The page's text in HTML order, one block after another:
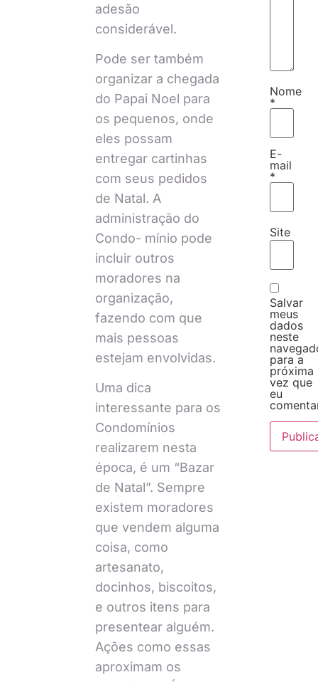
adesão
considerável.
Pode ser também
organizar a chegada
do Papai Noel para
os pequenos, onde
eles possam
entregar cartinhas
com seus pedidos
de Natal. A
administração do
Condo- mínio pode
incluir outros
moradores na
organização,
fazendo com que
mais pessoas
estejam envolvidas.
Uma dica
interessante para os
Condomínios
realizarem nesta
época, é um “Bazar
de Natal”. Sempre
existem moradores
que vendem alguma
coisa, como
artesanato,
docinhos, biscoitos,
e outros itens para
presentear alguém.
Ações como essas
aproximam os
Nome
*
E-
mail
*
Site
Salvar
meus
dados
neste
para a
próxima
vez que
eu